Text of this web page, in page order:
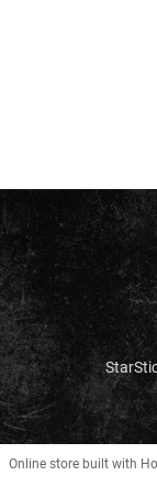
Online store built with